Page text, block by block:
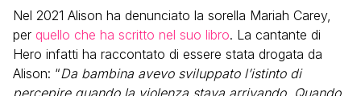
Nel 2021 Alison ha denunciato la sorella Mariah Carey,
per quello che ha scritto nel suo libro. La cantante di
Hero infatti ha raccontato di essere stata drogata da
Alison: “Da bambina avevo sviluppato l’istinto di
percepire quando la violenza stava arrivando. Quando